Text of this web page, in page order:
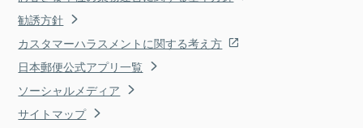
勧誘方針
カスタマーハラスメントに関する考え方
日本郵便公式アプリ一覧
ソーシャルメディア
サイトマップ